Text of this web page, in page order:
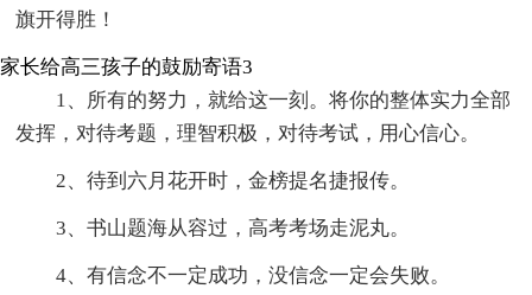
旗开得胜！
家长给高三孩子的鼓励寄语3
1、所有的努力，就给这一刻。将你的整体实力全部
发挥，对待考题，理智积极，对待考试，用心信心。
2、待到六月花开时，金榜提名捷报传。
3、书山题海从容过，高考考场走泥丸。
4、有信念不一定成功，没信念一定会失败。